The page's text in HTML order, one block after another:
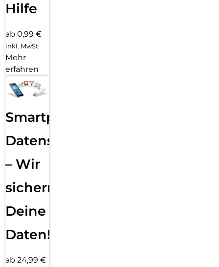
Hilfe
ab 0,99 €
inkl. MwSt.
Mehr
erfahren
Smartphone
Datensicherung
– Wir
sichern
Deine
Daten!
ab 24,99 €